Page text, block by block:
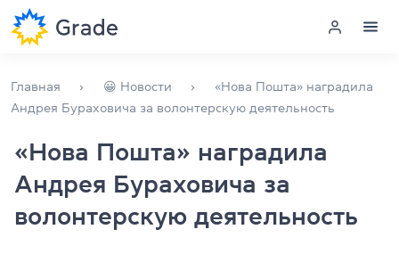
Обучение для преподавателей
Английский для компаний
Главная 😀 Новости
«Нова Пошта» наградила
Андрея Бураховича за волонтерскую деятельность
«Нова Пошта» наградила
Андрея Бураховича за
волонтерскую деятельность